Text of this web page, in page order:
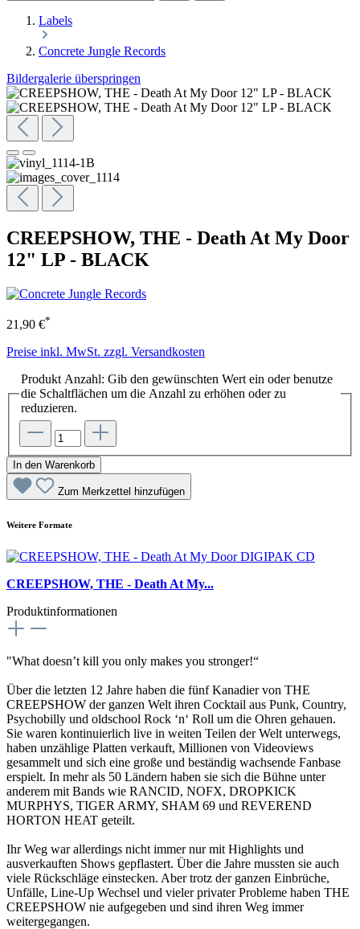
Labels
Concrete Jungle Records
Bildergalerie überspringen
CREEPSHOW, THE - Death At My Door
12" LP - BLACK
21,90 €*
Preise inkl. MwSt. zzgl. Versandkosten
Produkt Anzahl: Gib den gewünschten Wert ein oder benutze
die Schaltflächen um die Anzahl zu erhöhen oder zu
reduzieren.
In den Warenkorb
Zum Merkzettel hinzufügen
Weitere Formate
CREEPSHOW, THE - Death At My...
Produktinformationen
"What doesn’t kill you only makes you stronger!“
Über die letzten 12 Jahre haben die fünf Kanadier von THE
CREEPSHOW der ganzen Welt ihren Cocktail aus Punk, Country,
Psychobilly und oldschool Rock ‘n‘ Roll um die Ohren gehauen.
Sie waren kontinuierlich live in weiten Teilen der Welt unterwegs,
haben unzählige Platten verkauft, Millionen von Videoviews
gesammelt und sich eine große und beständig wachsende Fanbase
erspielt. In mehr als 50 Ländern haben sie sich die Bühne unter
anderem mit Bands wie RANCID, NOFX, DROPKICK
MURPHYS, TIGER ARMY, SHAM 69 und REVEREND
HORTON HEAT geteilt.
Ihr Weg war allerdings nicht immer nur mit Highlights und
ausverkauften Shows gepflastert. Über die Jahre mussten sie auch
viele Rückschläge einstecken. Aber trotz der ganzen Einbrüche,
Unfälle, Line-Up Wechsel und vieler privater Probleme haben THE
CREEPSHOW nie aufgegeben und sind ihren Weg immer
weitergegangen.